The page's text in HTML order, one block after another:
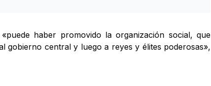
haber promovido la organización social, que
gobierno central y luego a reyes y élites poderosas»,